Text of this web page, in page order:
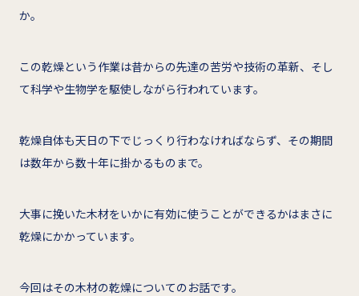
か。
この乾燥という作業は昔からの先達の苦労や技術の革新、そし
て科学や生物学を駆使しながら行われています。
乾燥自体も天日の下でじっくり行わなければならず、その期間
は数年から数十年に掛かるものまで。
大事に挽いた木材をいかに有効に使うことができるかはまさに
乾燥にかかっています。
今回はその木材の乾燥についてのお話です。